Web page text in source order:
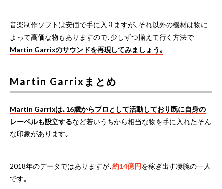
音楽制作ソフトは安価で手に入りますが､それ以外の機材は物に
よって高価な物もありますので､少しずつ揃えて行く方法で
Martin Garrixのサウンドを再現してみましょう｡
Martin Garrixまとめ
Martin Garrixは､16歳からプロとして活動しており既に自身の
レーベルも設立するなど若いうちから相当な物を手に入れたそん
な印象があります｡
2018年のデータではありますが､ 約14億円を稼ぎ出す凄腕の一人
です｡